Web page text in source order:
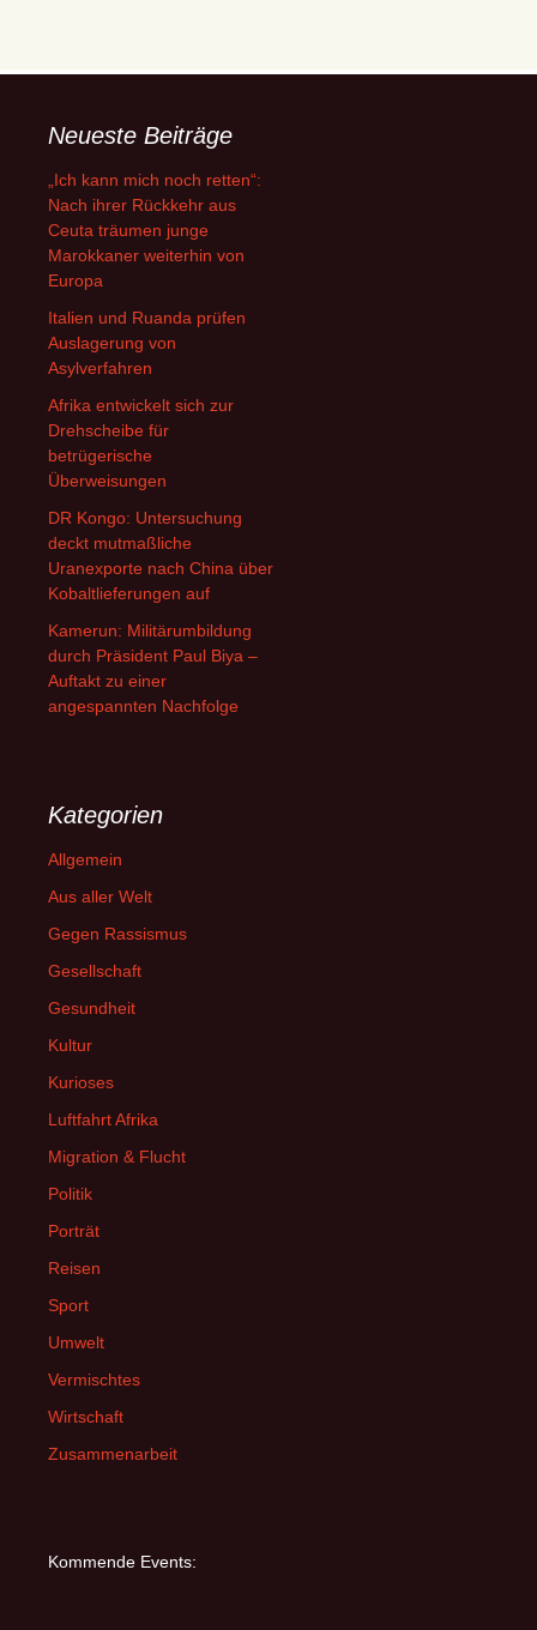
Neueste Beiträge
„Ich kann mich noch retten“:
Nach ihrer Rückkehr aus
Ceuta träumen junge
Marokkaner weiterhin von
Europa
Italien und Ruanda prüfen
Auslagerung von
Asylverfahren
Afrika entwickelt sich zur
Drehscheibe für
betrügerische
Überweisungen
DR Kongo: Untersuchung
deckt mutmaßliche
Uranexporte nach China über
Kobaltlieferungen auf
Kamerun: Militärumbildung
durch Präsident Paul Biya –
Auftakt zu einer
angespannten Nachfolge
Kategorien
Allgemein
Aus aller Welt
Gegen Rassismus
Gesellschaft
Gesundheit
Kultur
Kurioses
Luftfahrt Afrika
Migration & Flucht
Politik
Porträt
Reisen
Sport
Umwelt
Vermischtes
Wirtschaft
Zusammenarbeit
Kommende Events: